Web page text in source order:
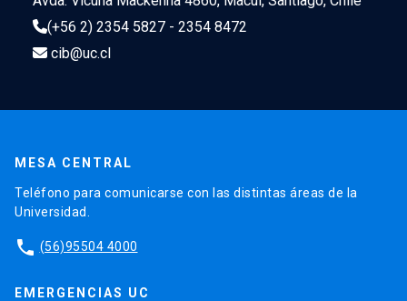
(+56 2) 2354 5827 - 2354 8472
cib@uc.cl
MESA CENTRAL
Teléfono para comunicarse con las distintas áreas de la
Universidad.
phone (56)95504 4000
EMERGENCIAS UC